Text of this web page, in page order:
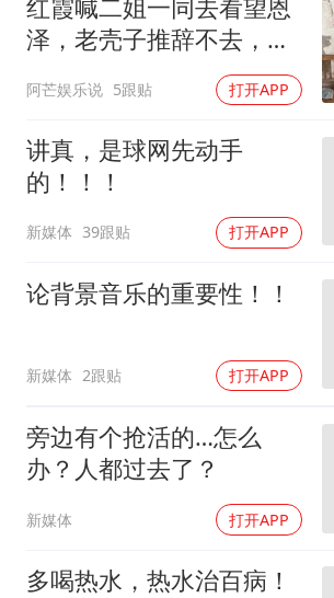
知识产权强国
要给全体职工“
中国经济展现
红霞喊二姐一同去看望恩
泽，老壳子推辞不去，前
阿芒娱乐说 5跟贴 打开APP
讲真，是球网先动手
的！！！
新媒体 39跟贴 打开APP
论背景音乐的重要性！！
新媒体 2跟贴 打开APP
旁边有个抢活的…怎么
办？人都过去了？
新媒体 打开APP
多喝热水，热水治百病！